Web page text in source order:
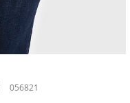
056821